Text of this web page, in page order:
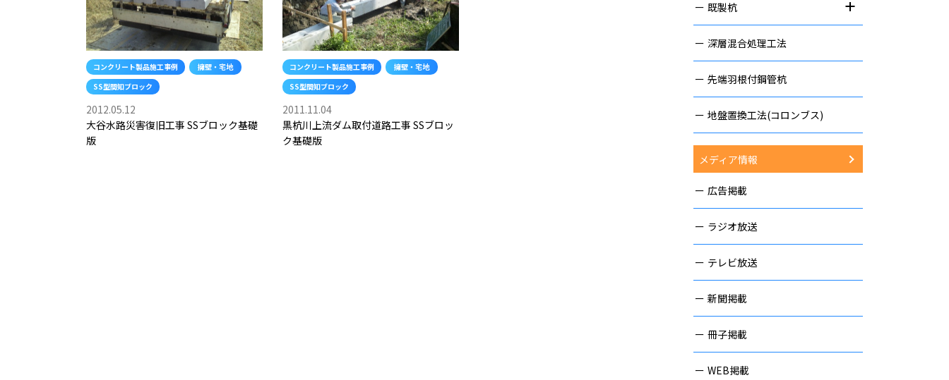
コンクリート製品施工事例
擁壁・宅地
SS型間知ブロック
2012.05.12
大谷水路災害復旧工事 SSブロック基礎
版
コンクリート製品施工事例
擁壁・宅地
SS型間知ブロック
2011.11.04
黒杭川上流ダム取付道路工事 SSブロッ
ク基礎版
既製杭
深層混合処理工法
先端羽根付鋼管杭
地盤置換工法(コロンブス)
メディア情報
広告掲載
ラジオ放送
テレビ放送
新聞掲載
冊子掲載
WEB掲載